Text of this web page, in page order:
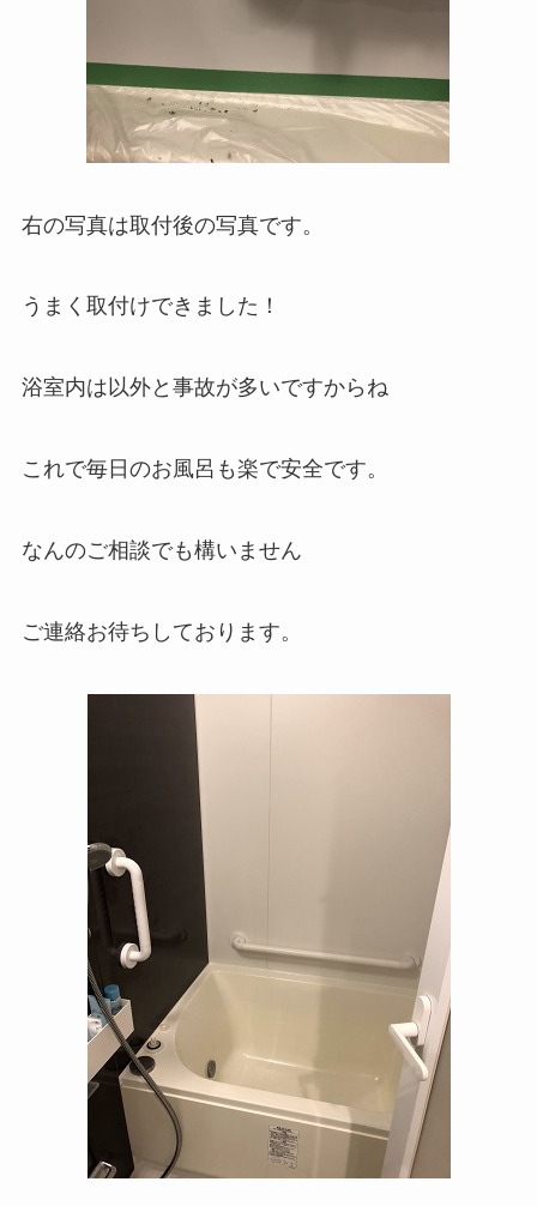
右の写真は取付後の写真です。
うまく取付けできました！
浴室内は以外と事故が多いですからね
これで毎日のお風呂も楽で安全です。
なんのご相談でも構いません
ご連絡お待ちしております。